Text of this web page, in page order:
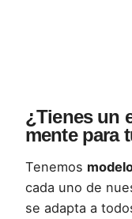
¿Tienes un
mente para
Tenemos
cada uno de
se adapta a